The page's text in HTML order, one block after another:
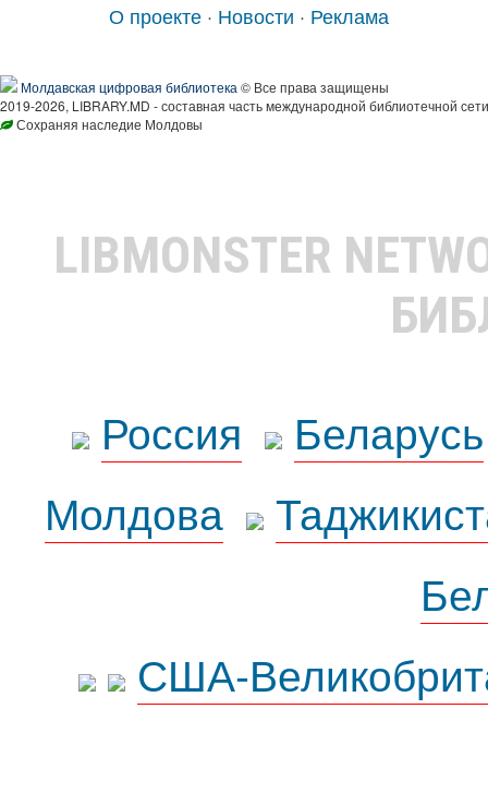
О проекте · Новости · Реклама
Молдавская цифровая библиотека © Все права защищены
2019-2026, LIBRARY.MD - составная часть международной библиотечной
Сохраняя наследие Молдовы
LIBMONSTER
Россия
Беларусь
Молдова
США-